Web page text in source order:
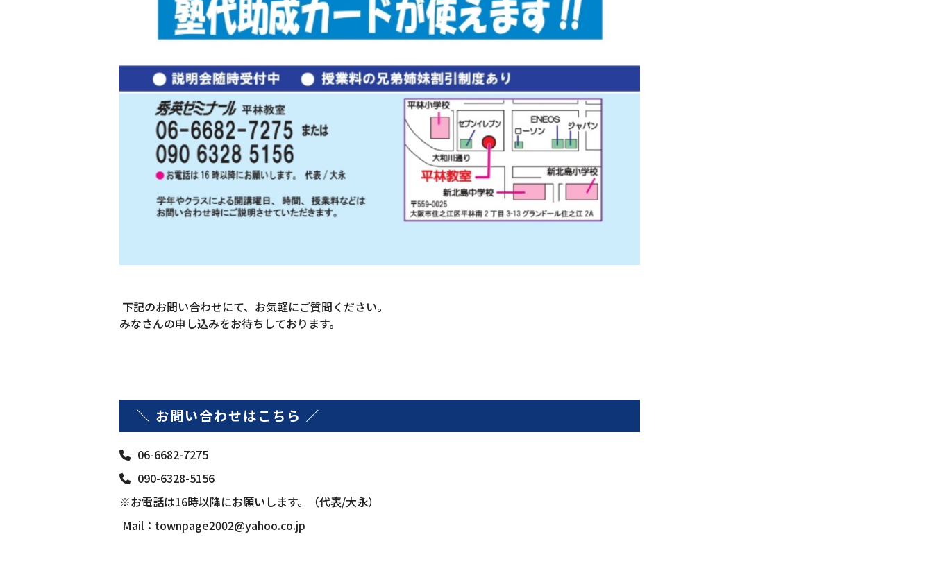
下記のお問い合わせにて、お気軽にご質問ください。
みなさんの申し込みをお待ちしております。
＼ お問い合わせはこちら ／
06-6682-7275
090-6328-5156
※お電話は16時以降にお願いします。（代表/大永）
Mail： townpage2002@yahoo.co.jp